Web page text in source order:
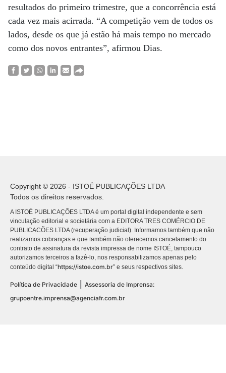
resultados do primeiro trimestre, que a concorrência está
cada vez mais acirrada. “A competição vem de todos os
lados, desde os que já estão há mais tempo no mercado
como dos novos entrantes”, afirmou Dias.
Copyright © 2026 - ISTOÉ PUBLICAÇÕES LTDA
Todos os direitos reservados.
A ISTOÉ PUBLICAÇÕES LTDA é um portal digital independente e sem
vinculação editorial e societária com a EDITORA TRES COMÉRCIO DE
PUBLICACÕES LTDA (recuperação judicial). Informamos também que não
realizamos cobranças e que também não oferecemos cancelamento do
contrato de assinatura da revista impressa de nome ISTOÉ, tampouco
autorizamos terceiros a fazê-lo, nos responsabilizamos apenas pelo
conteúdo digital “https://istoe.com.br” e seus respectivos sites.
Política de Privacidade
Assessoria de Imprensa:
grupoentre.imprensa@agenciafr.com.br